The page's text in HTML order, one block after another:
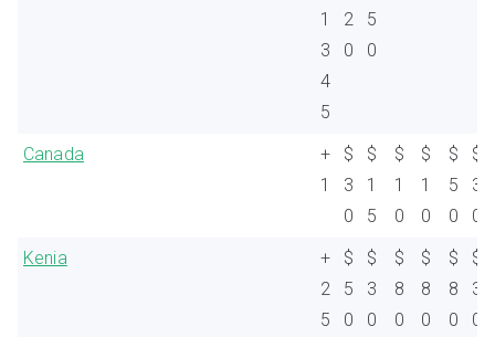
1
3
4
5
2
0
5
0
Canada
+
1
$
3
0
$
1
5
$
1
0
$
1
0
$
5
0
$
3
0
Kenia
+
2
5
$
5
0
$
3
0
$
8
0
$
8
0
$
8
0
$
3
0